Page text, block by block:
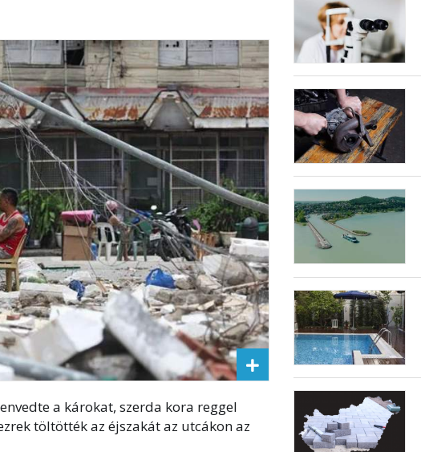
a károkat, szerda kora reggel
töltötték az éjszakát az utcákon az